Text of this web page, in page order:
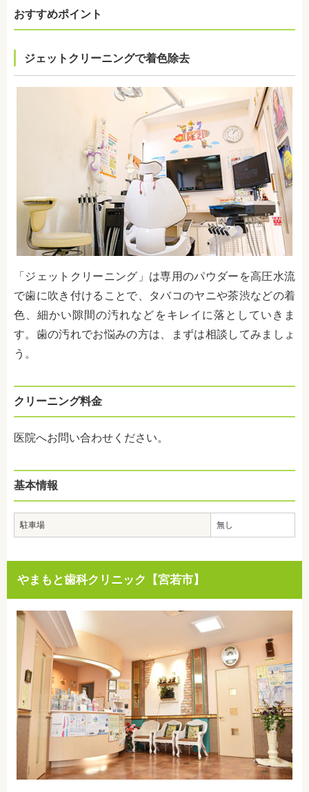
おすすめポイント
ジェットクリーニングで着色除去
「ジェットクリーニング」は専用のパウダーを高圧水流
で歯に吹き付けることで、タバコのヤニや茶渋などの着
色、細かい隙間の汚れなどをキレイに落としていきま
す。歯の汚れでお悩みの方は、まずは相談してみましょ
う。
クリーニング料金
医院へお問い合わせください。
基本情報
駐車場 無し
やまもと歯科クリニック【宮若市】